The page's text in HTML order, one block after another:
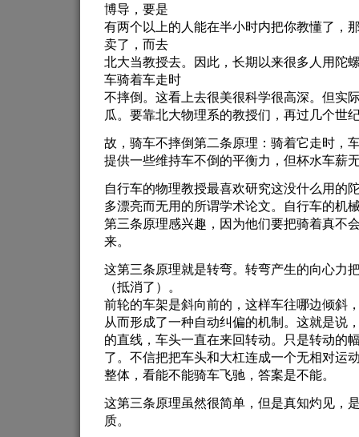
博导，要是
有两个以上的人能在半小时内把你教懂了，
卖了，而去
北大当教授去。因此，长期以来很多人用陀
车骑着车走时
不摔倒。这看上去很美很科学很高深。但实
瓜。要靠北大物理系的教授们，再过几个世
故，骑车不摔倒第二条原理：骑着它走时，
提供一些维持车不倒的平衡力，但杯水车薪
自行车的物理教授最喜欢研究这没什么用的
多漂亮而无用的所谓学术论文。自行车的机
第三条原理感兴趣，因为他们要把骑着真不
来。
这第三条原理就是转弯。转弯产生的向心力
（抵消了）。
前轮的车架是斜向前的，这样车往哪边倾斜
从而形成了一种自动纠偏的机制。这就是说
的直线，车头一直在来回转动。只是转动的
了。不信把把车头和大杠连成一个无相对运
整体，看能不能骑车飞驰，答案是不能。
这第三条原理虽然很简单，但是真知灼见，
质。